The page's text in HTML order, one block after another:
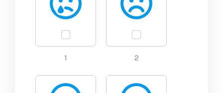
1 2